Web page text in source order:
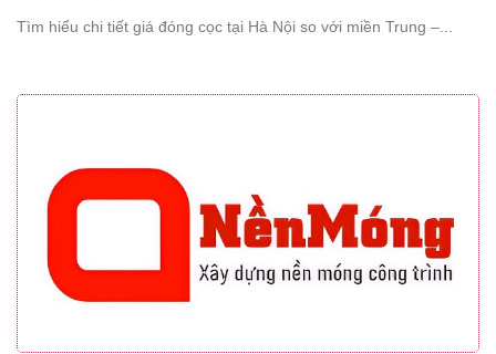
Tìm hiểu chi tiết giá đóng cọc tại Hà Nội so với miền Trung –...